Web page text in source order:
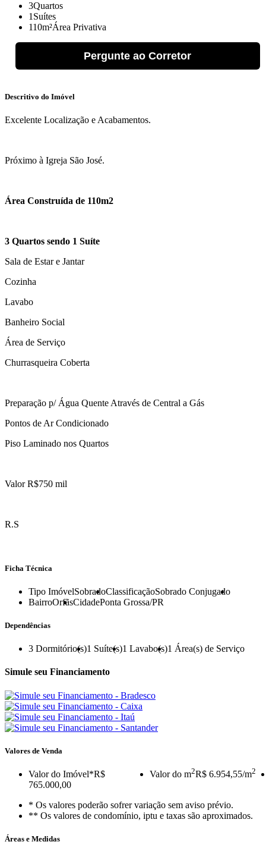
3Quartos
1 Suítes
110m²Área Privativa
Pergunte ao Corretor
Descritivo do Imóvel
Excelente Localização e Acabamentos.
Próximo à Igreja São José.
Área Construída de 110m2
3 Quartos sendo 1 Suíte
Sala de Estar e Jantar
Cozinha
Lavabo
Banheiro Social
Área de Serviço
Churrasqueira Coberta
Preparação p/ Água Quente Através de Central a Gás
Pontos de Ar Condicionado
Piso Laminado nos Quartos
Valor R$750 mil
R.S
Ficha Técnica
Tipo ImóvelSobradoClassificaçãoSobrado Conjugado
BairroOrfãsCidadePonta Grossa/PR
Dependências
3 Dormitório(s)1 Suíte(s)1 Lavabo(s)1 Área(s) de Serviço
Simule seu Financiamento
Valores de Venda
Valor do Imóvel*R$
765.000,00
Valor do m2R$ 6.954,55/m2
* Os valores poderão sofrer variação sem aviso prévio.
** Os valores de condomínio, iptu e taxas são aproximados.
Áreas e Medidas